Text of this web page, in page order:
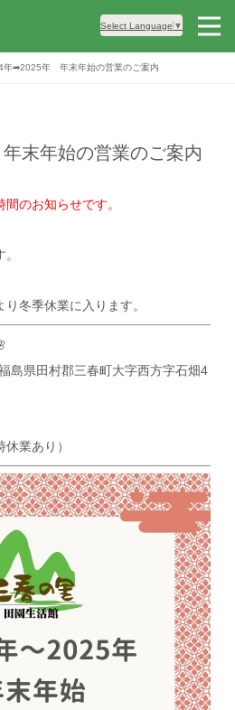
Select Language ▼
年➡2025年 年末年始の営業のご案内
末年始の営業のご案内
のお知らせです。
冬季休業に入ります。
島県田村郡三春町大字西方字石畑4
業あり）